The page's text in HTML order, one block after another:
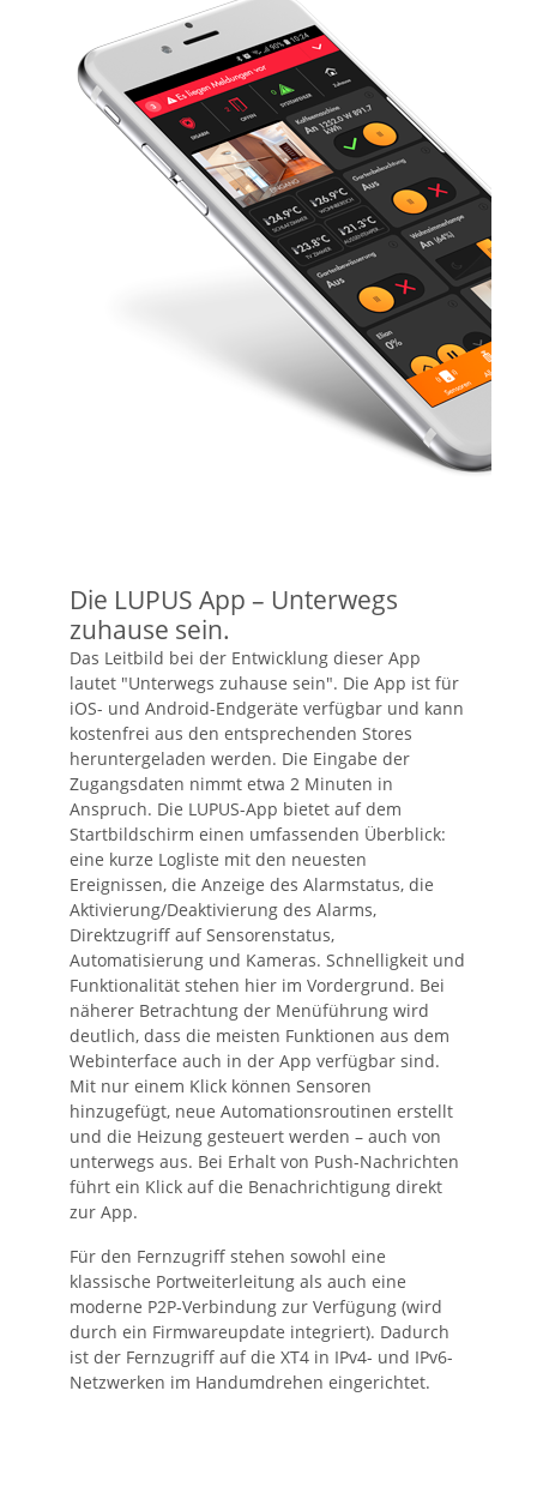
Die LUPUS App – Unterwegs
zuhause sein.
Das Leitbild bei der Entwicklung dieser App
lautet "Unterwegs zuhause sein". Die App ist für
iOS- und Android-Endgeräte verfügbar und kann
kostenfrei aus den entsprechenden Stores
heruntergeladen werden. Die Eingabe der
Zugangsdaten nimmt etwa 2 Minuten in
Anspruch. Die LUPUS-App bietet auf dem
Startbildschirm einen umfassenden Überblick:
eine kurze Logliste mit den neuesten
Ereignissen, die Anzeige des Alarmstatus, die
Aktivierung/Deaktivierung des Alarms,
Direktzugriff auf Sensorenstatus,
Automatisierung und Kameras. Schnelligkeit und
Funktionalität stehen hier im Vordergrund. Bei
näherer Betrachtung der Menüführung wird
deutlich, dass die meisten Funktionen aus dem
Webinterface auch in der App verfügbar sind.
Mit nur einem Klick können Sensoren
hinzugefügt, neue Automationsroutinen erstellt
und die Heizung gesteuert werden – auch von
unterwegs aus. Bei Erhalt von Push-Nachrichten
führt ein Klick auf die Benachrichtigung direkt
zur App.
Für den Fernzugriff stehen sowohl eine
klassische Portweiterleitung als auch eine
moderne P2P-Verbindung zur Verfügung (wird
durch ein Firmwareupdate integriert). Dadurch
ist der Fernzugriff auf die XT4 in IPv4- und IPv6-
Netzwerken im Handumdrehen eingerichtet.